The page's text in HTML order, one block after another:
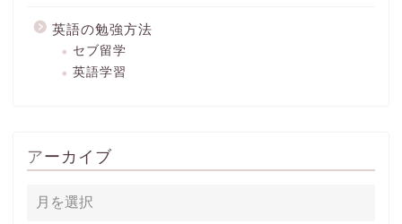
英語の勉強方法
セブ留学
英語学習
アーカイブ